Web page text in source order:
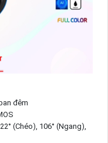
đêm
(Chéo), 106° (Ngang),